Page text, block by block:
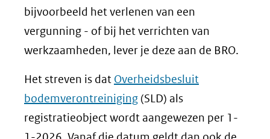
bijvoorbeeld het verlenen van een
vergunning - of bij het verrichten van
werkzaamheden, lever je deze aan de BRO.
Het streven is dat Overheidsbesluit
bodemverontreiniging (SLD) als
registratieobject wordt aangewezen per 1-